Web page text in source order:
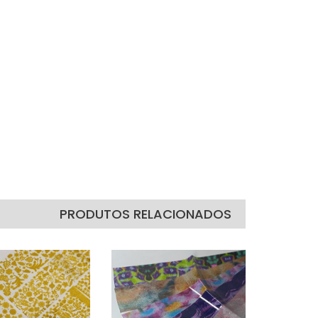
PRODUTOS RELACIONADOS